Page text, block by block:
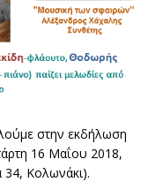
στην εκδήλωση
16 Μαΐου 2018,
Κολωνάκι).